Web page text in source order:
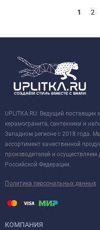
1 2
UPLITKA.RU: Ведущий поставщик
керамогранита, сантехники и
Западном регионе с 2018 года.
ассортимент качественной
производителей и осуществляем
Российской Федерации.
Политика персональных данных
КОМПАНИЯ